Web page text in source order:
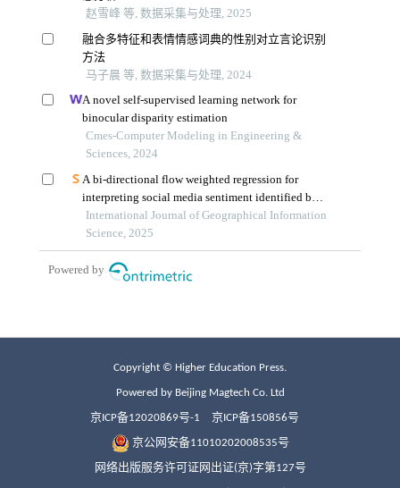
Copyright © Higher Education Press.
Powered by Beijing Magtech Co. Ltd
京ICP备12020869号-1 京ICP备150856号
京公网安备11010202008535号
网络出版服务许可证网出证(京)字第127号